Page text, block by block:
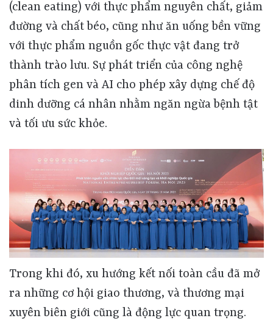
(clean eating) với thực phẩm nguyên chất, giảm
đường và chất béo, cũng như ăn uống bền vững
với thực phẩm nguồn gốc thực vật đang trở
thành trào lưu. Sự phát triển của công nghệ
phân tích gen và AI cho phép xây dựng chế độ
dinh dưỡng cá nhân nhằm ngăn ngừa bệnh tật
và tối ưu sức khỏe.
Trong khi đó, xu hướng kết nối toàn cầu đã mở
ra những cơ hội giao thương, và thương mại
xuyên biên giới cũng là động lực quan trọng.